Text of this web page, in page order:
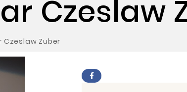
Czeslaw
Czeslaw Zuber